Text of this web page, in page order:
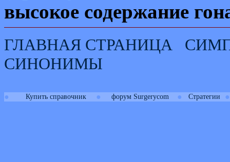
высокое содержание
ГЛАВНАЯ СТРАНИЦА
СИНОНИМЫ
● Купить справочник ● форум Surgerycom ● Стратегии ●